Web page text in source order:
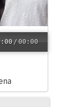
/00:00